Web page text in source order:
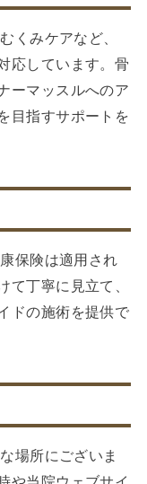
くみケアなど、
応しています。骨
ーマッスルへのア
目指すサポートを
保険は適用され
て丁寧に見立て、
ドの施術を提供で
場所にございま